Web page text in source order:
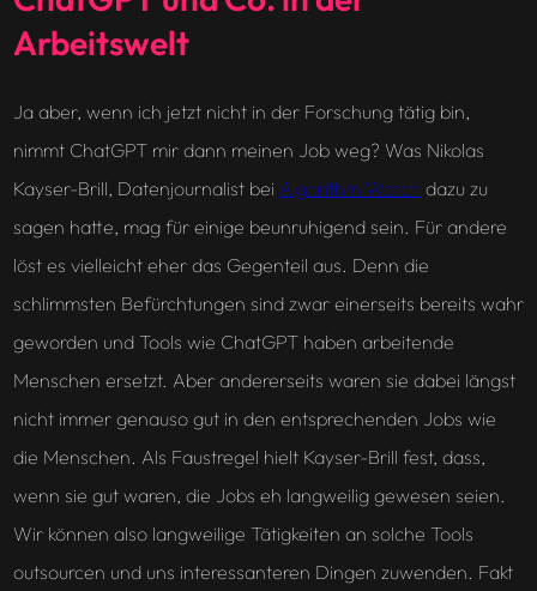
Arbeitswelt
Ja aber, wenn ich jetzt nicht in der Forschung tätig bin,
nimmt ChatGPT mir dann meinen Job weg? Was Nikolas
Kayser-Brill, Datenjournalist bei Algorithm Watch dazu zu
sagen hatte, mag für einige beunruhigend sein. Für andere
löst es vielleicht eher das Gegenteil aus. Denn die
schlimmsten Befürchtungen sind zwar einerseits bereits wahr
geworden und Tools wie ChatGPT haben arbeitende
Menschen ersetzt. Aber andererseits waren sie dabei längst
nicht immer genauso gut in den entsprechenden Jobs wie
die Menschen. Als Faustregel hielt Kayser-Brill fest, dass,
wenn sie gut waren, die Jobs eh langweilig gewesen seien.
Wir können also langweilige Tätigkeiten an solche Tools
outsourcen und uns interessanteren Dingen zuwenden. Fakt